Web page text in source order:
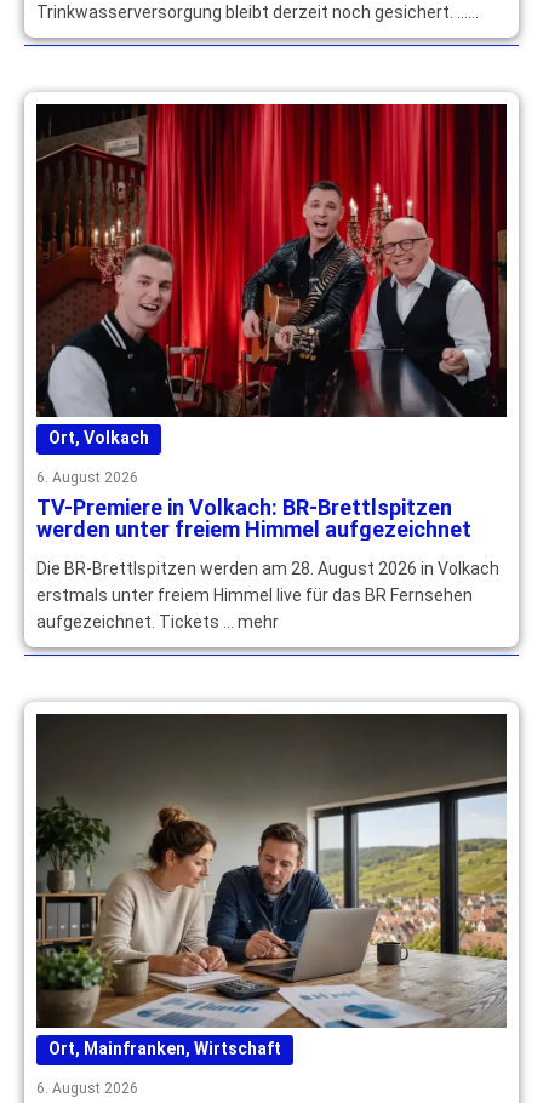
Trinkwasserversorgung bleibt derzeit noch gesichert. …
mehr
Ort, Volkach
6. August 2026
TV-Premiere in Volkach: BR-Brettlspitzen
werden unter freiem Himmel aufgezeichnet
Die BR-Brettlspitzen werden am 28. August 2026 in Volkach
erstmals unter freiem Himmel live für das BR Fernsehen
aufgezeichnet. Tickets … mehr
Ort, Mainfranken, Wirtschaft
6. August 2026